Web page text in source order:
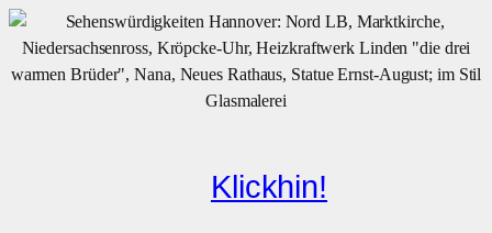
Zum
Inhalt
springen
Klickhin!